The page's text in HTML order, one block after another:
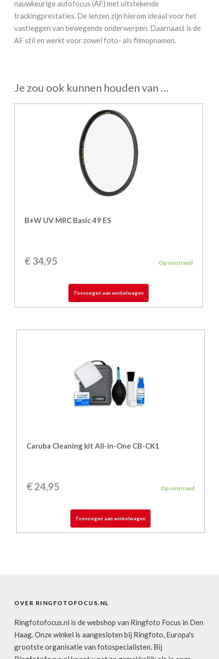
nauwkeurige autofocus (AF) met uitstekende
trackingprestaties. De lenzen zijn hierom ideaal voor het
vastleggen van bewegende onderwerpen. Daarnaast is de
AF stil en werkt voor zowel foto- als filmopnamen.
Je zou ook kunnen houden van …
B+W UV MRC Basic 49 ES
€ 34,95 Op voorraad
Toevoegen aan winkelwagen
Caruba Cleaning kit All-in-One CB-CK1
€24,95 Op voorraad
Toevoegen aan winkelwagen
OVER RINGFOTOFOCUS.NL
Ringfotofocus.nl is de webshop van Ringfoto Focus in Den
Haag. Onze winkel is aangesloten bij Ringfoto, Europa's
grootste organisatie van fotospecialisten. Bij